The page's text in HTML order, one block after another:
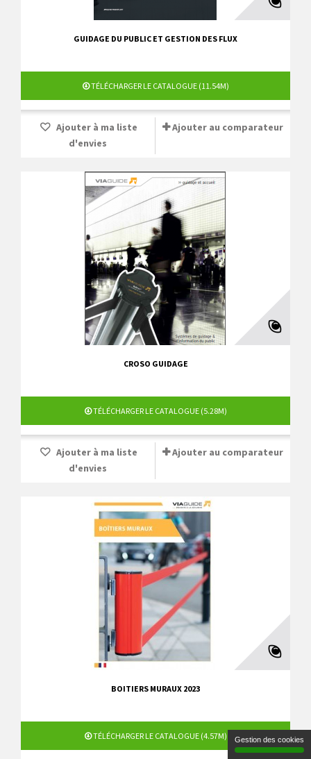
GUIDAGE DU PUBLIC ET GESTION DES FLUX
TÉLÉCHARGER LE CATALOGUE (11.54M)
Ajouter à ma liste
d'envies
Ajouter au comparateur
CROSO GUIDAGE
TÉLÉCHARGER LE CATALOGUE (5.28M)
Ajouter à ma liste
d'envies
Ajouter au comparateur
BOITIERS MURAUX 2023
TÉLÉCHARGER LE CATALOGUE (4.57M) Gestion des cookies